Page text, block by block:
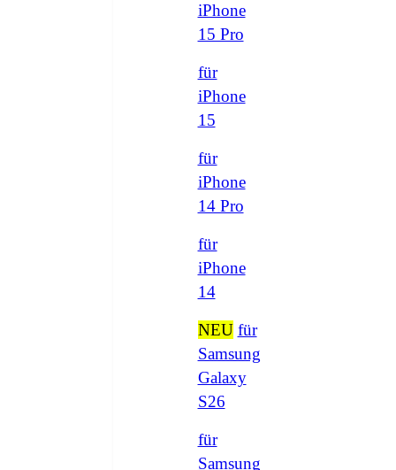
iPhone
15 Pro
für
iPhone
15
für
iPhone
14 Pro
für
iPhone
14
NEU für
Samsung
Galaxy
S26
für
Samsung